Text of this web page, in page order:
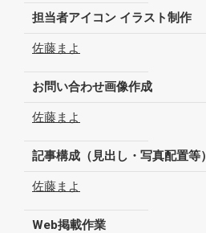
担当者アイコン イラスト制作
佐藤まよ
お問い合わせ画像作成
佐藤まよ
記事構成（見出し・写真配置等）
佐藤まよ
Web掲載作業